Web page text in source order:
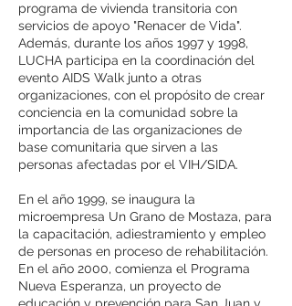
programa de vivienda transitoria con
servicios de apoyo "Renacer de Vida".
Además, durante los años 1997 y 1998,
LUCHA participa en la coordinación del
evento AIDS Walk junto a otras
organizaciones, con el propósito de crear
conciencia en la comunidad sobre la
importancia de las organizaciones de
base comunitaria que sirven a las
personas afectadas por el VIH/SIDA.
En el año 1999, se inaugura la
microempresa Un Grano de Mostaza, para
la capacitación, adiestramiento y empleo
de personas en proceso de rehabilitación.
En el año 2000, comienza el Programa
Nueva Esperanza, un proyecto de